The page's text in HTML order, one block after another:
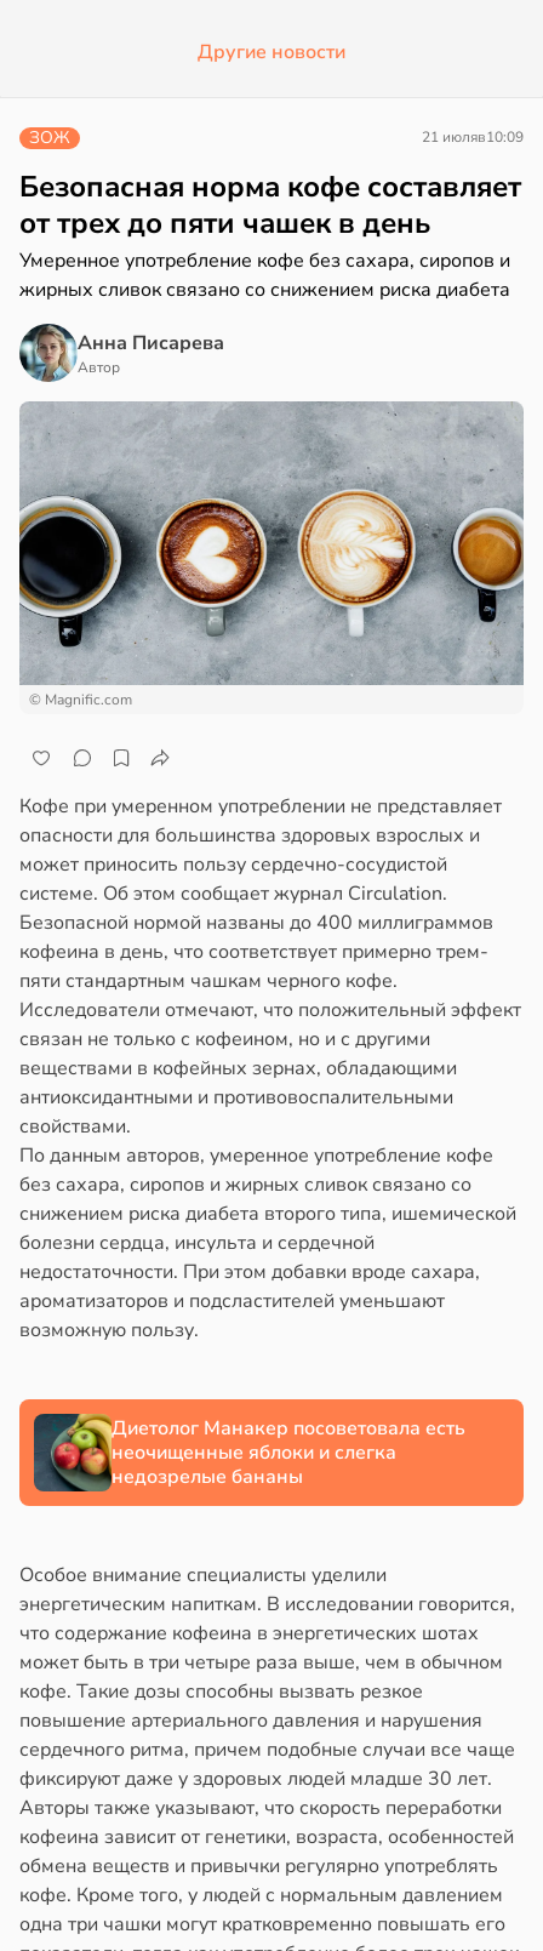
Другие новости
ЗОЖ 21 июляв10:09
Безопасная норма кофе составляет
от трех до пяти чашек в день
Умеренное употребление кофе без сахара, сиропов и
жирных сливок связано со снижением риска диабета
Анна Писарева
Автор
© Magnific.com
Кофе при умеренном употреблении не представляет
опасности для большинства здоровых взрослых и
может приносить пользу сердечно-сосудистой
системе. Об этом сообщает журнал Circulation.
Безопасной нормой названы до 400 миллиграммов
кофеина в день, что соответствует примерно трем-
пяти стандартным чашкам черного кофе.
Исследователи отмечают, что положительный эффект
связан не только с кофеином, но и с другими
веществами в кофейных зернах, обладающими
антиоксидантными и противовоспалительными
свойствами.
По данным авторов, умеренное употребление кофе
без сахара, сиропов и жирных сливок связано со
снижением риска диабета второго типа, ишемической
болезни сердца, инсульта и сердечной
недостаточности. При этом добавки вроде сахара,
ароматизаторов и подсластителей уменьшают
возможную пользу.
Диетолог Манакер посоветовала есть
неочищенные яблоки и слегка
недозрелые бананы
Особое внимание специалисты уделили
энергетическим напиткам. В исследовании говорится,
что содержание кофеина в энергетических шотах
может быть в три четыре раза выше, чем в обычном
кофе. Такие дозы способны вызвать резкое
повышение артериального давления и нарушения
сердечного ритма, причем подобные случаи все чаще
фиксируют даже у здоровых людей младше 30 лет.
Авторы также указывают, что скорость переработки
кофеина зависит от генетики, возраста, особенностей
обмена веществ и привычки регулярно употреблять
кофе. Кроме того, у людей с нормальным давлением
одна три чашки могут кратковременно повышать его